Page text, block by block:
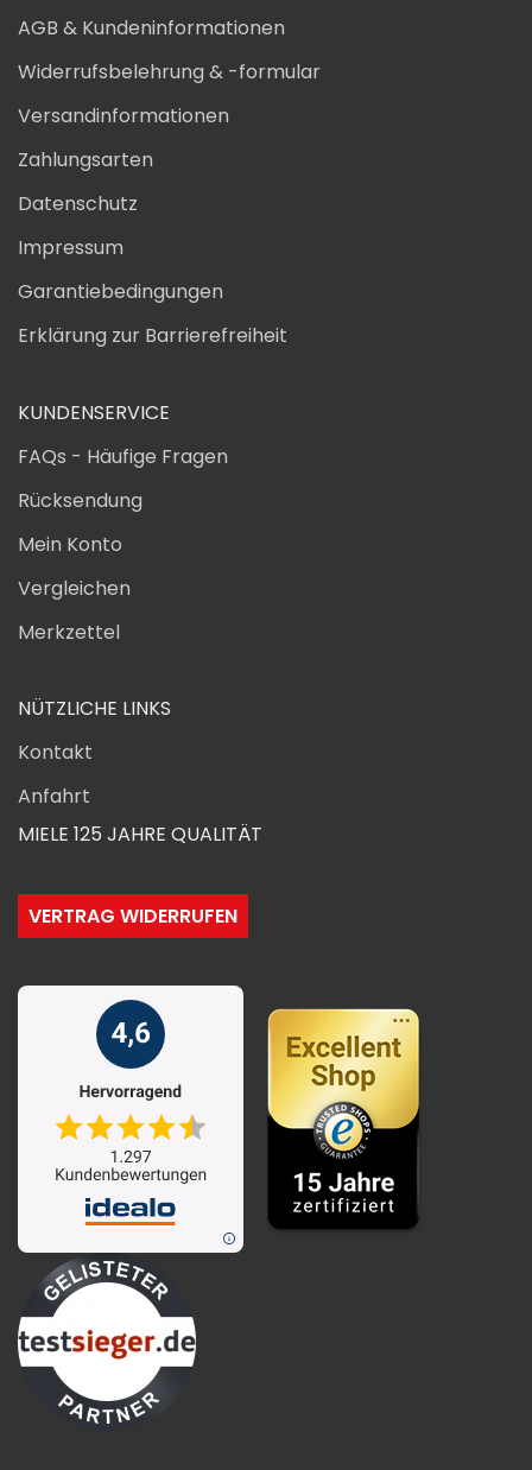
AGB & Kundeninformationen
Widerrufsbelehrung & -formular
Versandinformationen
Zahlungsarten
Datenschutz
Impressum
Garantiebedingungen
Erklärung zur Barrierefreiheit
KUNDENSERVICE
FAQs - Häufige Fragen
Rücksendung
Mein Konto
Vergleichen
Merkzettel
NÜTZLICHE LINKS
Kontakt
Anfahrt
MIELE 125 JAHRE QUALITÄT
VERTRAG WIDERRUFEN